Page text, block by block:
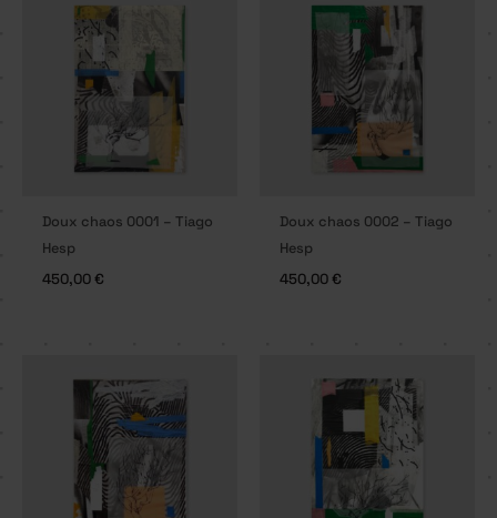
Doux chaos 0001 – Tiago
Hesp
450,00€
Doux chaos 0002 – Tiago
Hesp
450,00€